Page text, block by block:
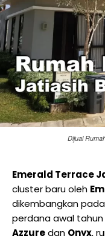
Dijual
Emerald Terrace
cluster baru oleh
dikembangkan
perdana awal
Azzuredan Onyx,